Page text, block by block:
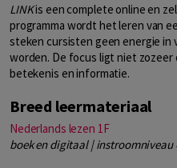
LINKis een complete online en
programma wordt het leren van
steken cursisten geen energie in
worden. De focus ligt niet zozeer
betekenis en informatie.
Breed leermateriaal
Nederlands lezen 1F
boek en digitaal | instroomniveau